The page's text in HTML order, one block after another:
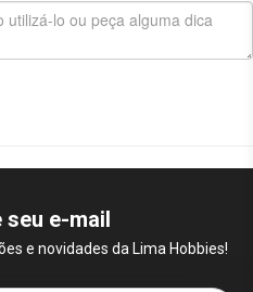
seu e-mail
e novidades da Lima Hobbies!